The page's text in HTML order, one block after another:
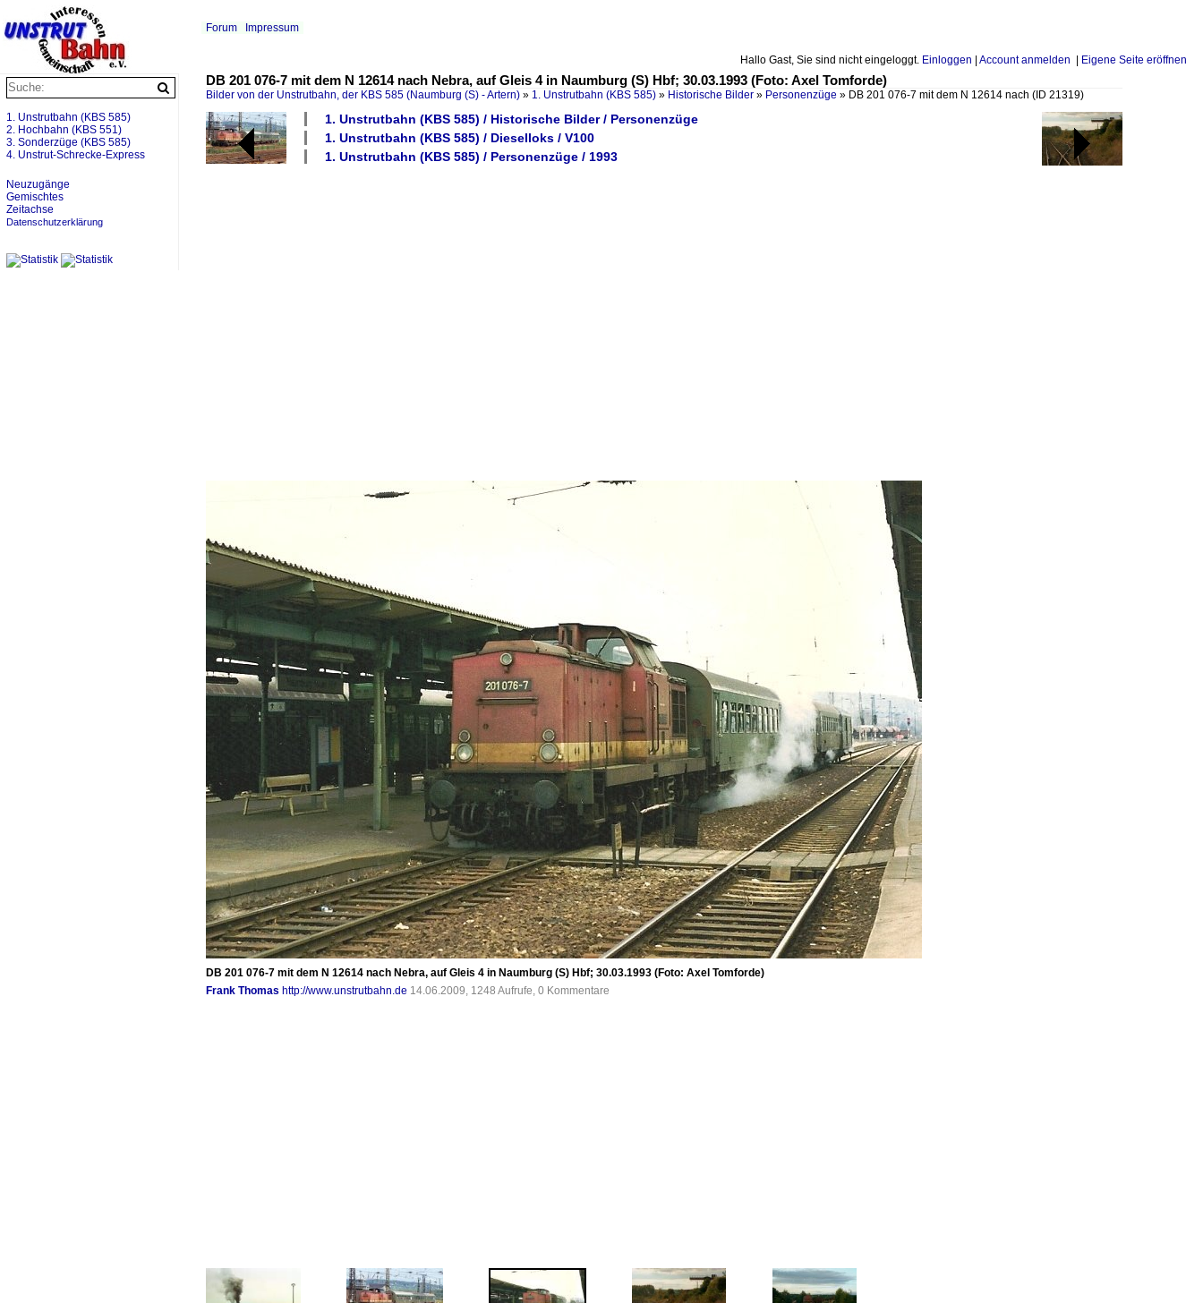
Hallo Gast, Sie sind nicht eingeloggt. Einloggen Account anmelden Eigene Seite eröffnen
Forum Impressum
DB 201 076-7 mit dem N 12614 nach Nebra, auf Gleis 4 in Naumburg (S) Hbf; 30.03.1993 (Foto: Axel Tomforde)
Bilder von der Unstrutbahn, der KBS 585 (Naumburg (S) - Artern) » 1. Unstrutbahn (KBS 585) » Historische Bilder » Personenzüge » DB 201 076-7 mit dem N 12614 nach (ID 21319)
1. Unstrutbahn (KBS 585) / Historische Bilder / Personenzüge
1. Unstrutbahn (KBS 585) / Dieselloks / V100
1. Unstrutbahn (KBS 585) / Personenzüge / 1993
DB 201 076-7 mit dem N 12614 nach Nebra, auf Gleis 4 in Naumburg (S) Hbf; 30.03.1993 (Foto: Axel Tomforde)
Frank Thomas http://www.unstrutbahn.de 14.06.2009, 1248 Aufrufe, 0 Kommentare
1. Unstrutbahn (KBS 585)
2. Hochbahn (KBS 551)
3. Sonderzüge (KBS 585)
4. Unstrut-Schrecke-Express
Neuzugänge
Gemischtes
Zeitachse
Datenschutzerklärung